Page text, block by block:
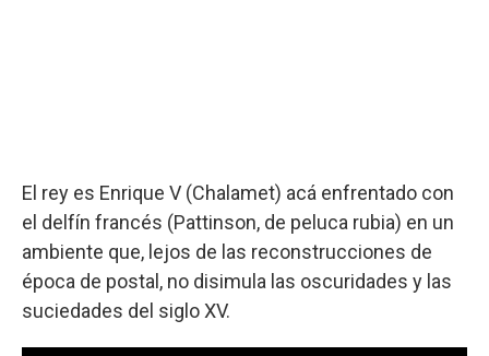
El rey es Enrique V (Chalamet) acá enfrentado con
el delfín francés (Pattinson, de peluca rubia) en un
ambiente que, lejos de las reconstrucciones de
época de postal, no disimula las oscuridades y las
suciedades del siglo XV.